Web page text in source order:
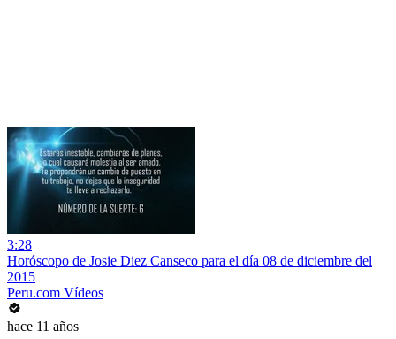
3:28
Horóscopo de Josie Diez Canseco para el día 08 de diciembre del
2015
Peru.com Vídeos
hace 11 años